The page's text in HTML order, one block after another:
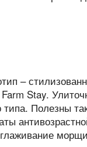
–
Farm Stay.
типа. Полезны